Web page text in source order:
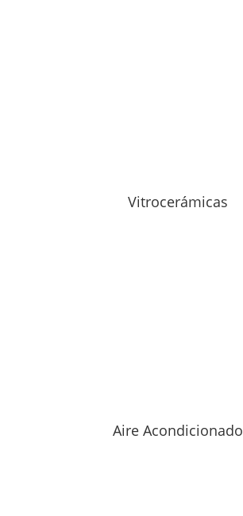
Vitrocerámicas
Aire Acondicionado